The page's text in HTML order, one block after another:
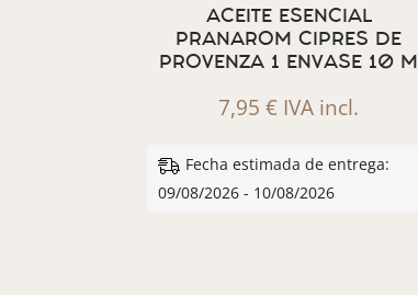
ACEITE ESENCIAL
PRANAROM CIPRES DE
PROVENZA 1 ENVASE 10 M
7,95€ IVA incl.
Fecha estimada de entrega:
09/08/2026 - 10/08/2026